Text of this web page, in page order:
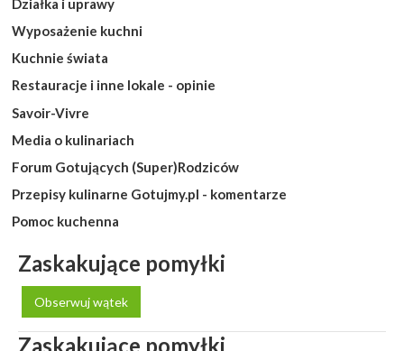
Działka i uprawy
Wyposażenie kuchni
Kuchnie świata
Restauracje i inne lokale - opinie
Savoir-Vivre
Media o kulinariach
Forum Gotujących (Super)Rodziców
Przepisy kulinarne Gotujmy.pl - komentarze
Pomoc kuchenna
Zaskakujące pomyłki
Obserwuj wątek
Zaskakujące pomyłki